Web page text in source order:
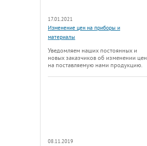
17.01.2021
Изменение цен на приборы и
материалы
Уведомляем наших постоянных и
новых заказчиков об изменении цен
на поставляемую нами продукцию.
08.11.2019